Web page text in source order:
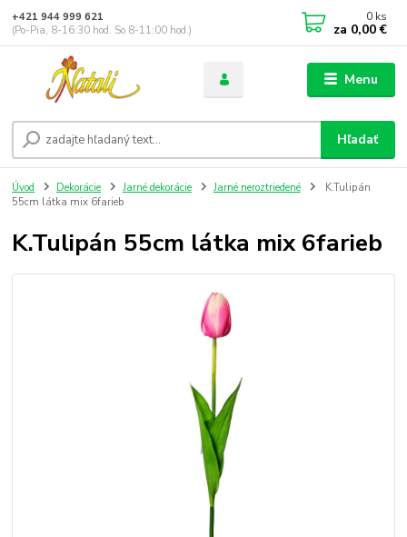
Menu
Hľadať
+421 944 999 621
(Po-Pia, 8-16:30 hod. So 8-11:00 hod.)
0 ks
za 0,00 €
Úvod Dekorácie Jarné dekorácie Jarné neroztriedené
K.Tulipán
55cm látka mix 6farieb
K.Tulipán 55cm látka mix 6farieb